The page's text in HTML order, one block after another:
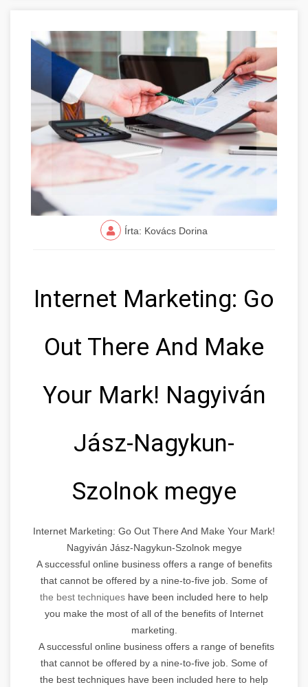
Írta: Kovács Dorina
Internet Marketing: Go
Out There And Make
Your Mark! Nagyiván
Jász-Nagykun-
Szolnok megye
Internet Marketing: Go Out There And Make Your Mark!
Nagyiván Jász-Nagykun-Szolnok megye
A successful online business offers a range of benefits
that cannot be offered by a nine-to-five job. Some of
the best techniques have been included here to help
you make the most of all of the benefits of Internet
marketing.
A successful online business offers a range of benefits
that cannot be offered by a nine-to-five job. Some of
the best techniques have been included here to help